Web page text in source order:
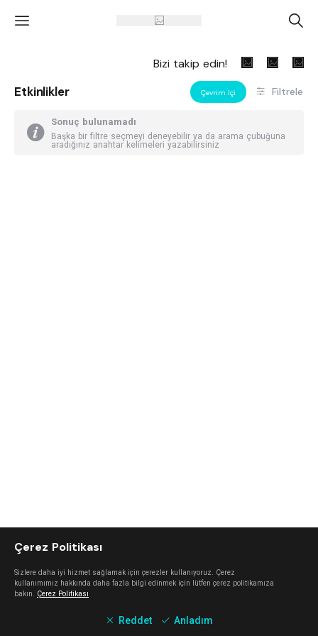
' A
Bizi takip edin!
Etkinlikler Çevrim Içi Filtrele
Sonuç bulunamadı
Başka bir filtre seçmeyi deneyebilir ya da arama çubuğuna
aradığınız anahtar kelimeleri yazabilirsiniz
Çerez Politikası
Sizlere daha iyi hizmet sağlamak için çerezler kullanıyoruz. Çerez
kullanımımız hakkında daha fazla bilgi edinmek için lütfen çerez politikamıza
bakın. Çerez Politikası
Reddet Anladım